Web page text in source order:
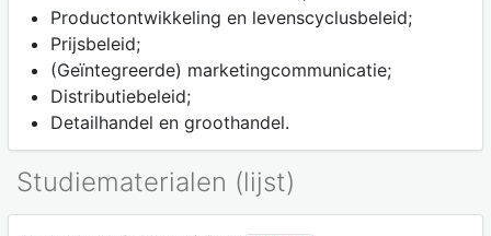
Productontwikkeling en levenscyclusbeleid;
Prijsbeleid;
(Geïntegreerde) marketingcommunicatie;
Distributiebeleid;
Detailhandel en groothandel.
Studiematerialen (lijst)